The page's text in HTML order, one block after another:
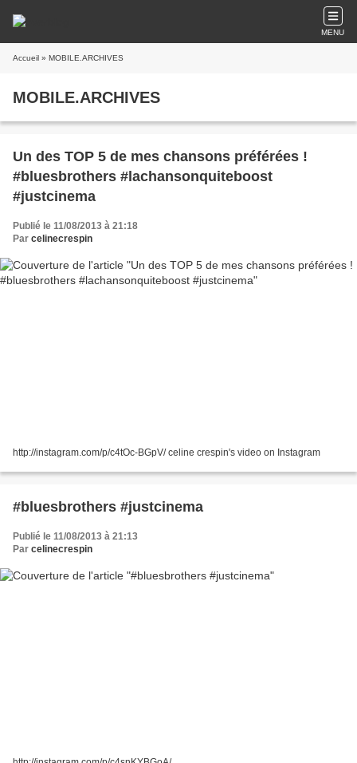
MENU
Accueil » MOBILE.ARCHIVES
MOBILE.ARCHIVES
Un des TOP 5 de mes chansons préférées !
#bluesbrothers #lachansonquiteboost
#justcinema
Publié le 11/08/2013 à 21:18
Par celinecrespin
http://instagram.com/p/c4tOc-BGpV/ celine crespin's video on Instagram
#bluesbrothers #justcinema
Publié le 11/08/2013 à 21:13
Par celinecrespin